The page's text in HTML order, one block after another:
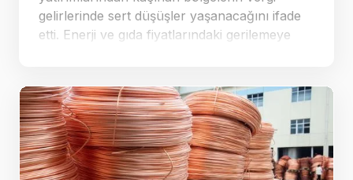
gelirlerinde sert düşüşler yaşanacağını ifade
etti. Enerji ve gıda fiyatlarındaki gerilemeye